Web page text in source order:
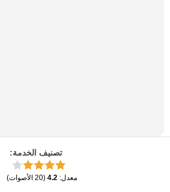
تصنيف الخدمة:
معدل:
4.2
(
20 الأصوات)